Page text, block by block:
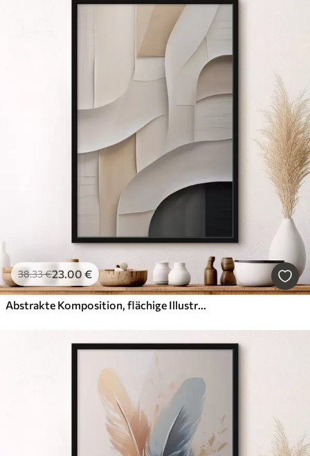
38.33€23.00 €
Abstrakte Komposition, flächige Illustration